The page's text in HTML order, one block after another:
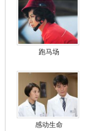
跑马场
感动生命